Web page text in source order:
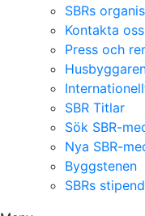
SBRs
Kontakta oss
Press och
SBR Titlar
Sök SBR-
Nya SBR-
Byggstenen
SBRs